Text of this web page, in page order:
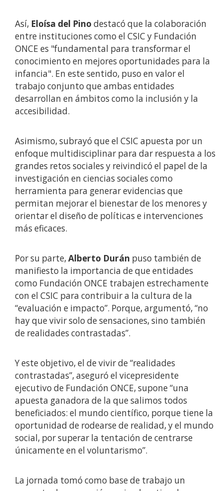
Así, Eloísa del Pino destacó que la colaboración
entre instituciones como el CSIC y Fundación
ONCE es "fundamental para transformar el
conocimiento en mejores oportunidades para la
infancia". En este sentido, puso en valor el
trabajo conjunto que ambas entidades
desarrollan en ámbitos como la inclusión y la
accesibilidad.
Asimismo, subrayó que el CSIC apuesta por un
enfoque multidisciplinar para dar respuesta a los
grandes retos sociales y reivindicó el papel de la
investigación en ciencias sociales como
herramienta para generar evidencias que
permitan mejorar el bienestar de los menores y
orientar el diseño de políticas e intervenciones
más eficaces.
Por su parte, Alberto Durán puso también de
manifiesto la importancia de que entidades
como Fundación ONCE trabajen estrechamente
con el CSIC para contribuir a la cultura de la
“evaluación e impacto”. Porque, argumentó, “no
hay que vivir solo de sensaciones, sino también
de realidades contrastadas”.
Y este objetivo, el de vivir de “realidades
contrastadas”, aseguró el vicepresidente
ejecutivo de Fundación ONCE, supone “una
apuesta ganadora de la que salimos todos
beneficiados: el mundo científico, porque tiene la
oportunidad de rodearse de realidad, y el mundo
social, por superar la tentación de centrarse
únicamente en el voluntarismo”.
La jornada tomó como base de trabajo un